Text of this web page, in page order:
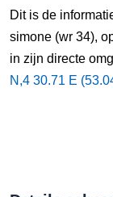
Dit is de
simone (wr 34),
in zijn directe
N,4 30.71 E